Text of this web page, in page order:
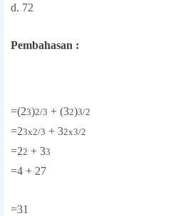
d. 72
Pembahasan :
=(23)2/3 + (32)3/2
=23x2/3 + 32x3/2
=22 + 33
=4 + 27
=31